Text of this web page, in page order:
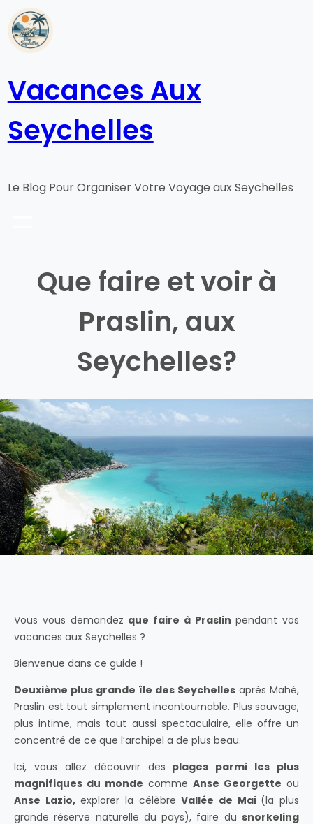
au
contenu
Vacances Aux
Seychelles
Le Blog Pour Organiser Votre Voyage aux Seychelles
Que faire et voir à
Praslin, aux
Seychelles?
Vous vous demandez que faire à Praslin pendant vos
vacances aux Seychelles ?
Bienvenue dans ce guide !
Deuxième plus grande île des Seychelles après Mahé,
Praslin est tout simplement incontournable. Plus sauvage,
plus intime, mais tout aussi spectaculaire, elle offre un
concentré de ce que l’archipel a de plus beau.
Ici, vous allez découvrir des plages parmi les plus
magnifiques du monde comme Anse Georgette ou
Anse Lazio,explorer la célèbreVallée de Mai (la plus
grande réserve naturelle du pays), faire du snorkeling